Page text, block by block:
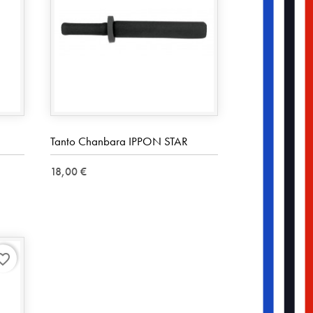
Tanto Chanbara IPPON STAR
18,00 €